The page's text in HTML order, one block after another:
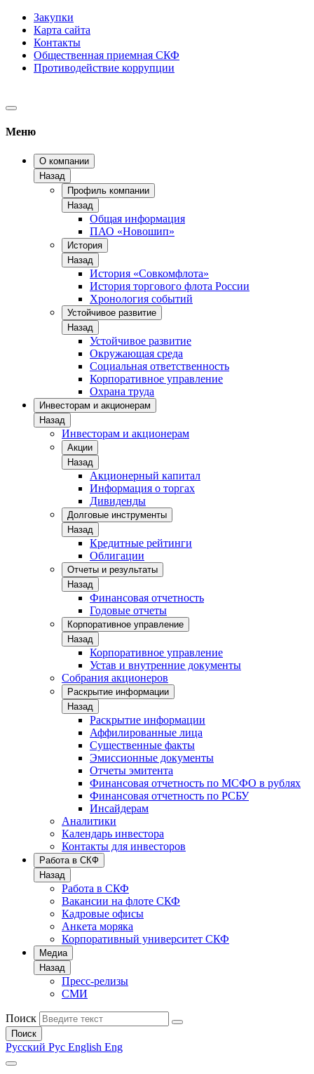
Закупки
Карта сайта
Контакты
Общественная приемная СКФ
Противодействие коррупции
Меню
О компании
Назад
Профиль компании
Назад
Общая информация
ПАО «Новошип»
История
Назад
История «Совкомфлота»
История торгового флота России
Хронология событий
Устойчивое развитие
Назад
Устойчивое развитие
Окружающая среда
Социальная ответственность
Корпоративное управление
Охрана труда
Инвесторам и акционерам
Назад
Инвесторам и акционерам
Акции
Назад
Акционерный капитал
Информация о торгах
Дивиденды
Долговые инструменты
Назад
Кредитные рейтинги
Облигации
Отчеты и результаты
Назад
Финансовая отчетность
Годовые отчеты
Корпоративное управление
Назад
Корпоративное управление
Устав и внутренние документы
Собрания акционеров
Раскрытие информации
Назад
Раскрытие информации
Аффилированные лица
Существенные факты
Эмиссионные документы
Отчеты эмитента
Финансовая отчетность по МСФО в рублях
Финансовая отчетность по РСБУ
Инсайдерам
Аналитики
Календарь инвестора
Контакты для инвесторов
Работа в СКФ
Назад
Работа в СКФ
Вакансии на флоте СКФ
Кадровые офисы
Анкета моряка
Корпоративный университет СКФ
Медиа
Назад
Пресс-релизы
СМИ
Поиск
Поиск
Русский Рус English Eng